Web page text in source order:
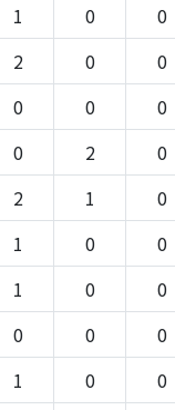
1 0 0
2 0 0
0 0 0
0 2 0
2 1 0
1 0 0
1 0 0
0 0 0
1 0 0